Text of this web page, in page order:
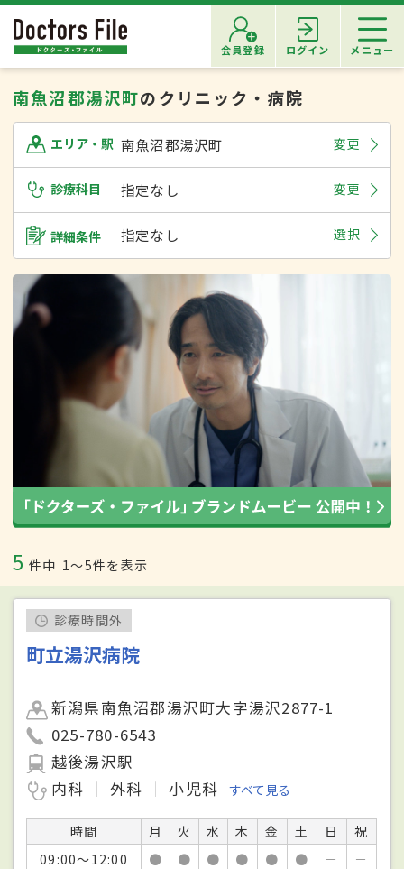
会員登録 ログイン メニュー
南魚沼郡湯沢町のクリニック・病院
エリア・駅 南魚沼郡湯沢町 変更
診療科目 指定なし 変更
詳細条件 指定なし 選択
5 件中 1〜5件を表示
診療時間外
町立湯沢病院
新潟県南魚沼郡湯沢町大字湯沢2877-1
025-780-6543
越後湯沢駅
内科
外科 小児科 すべて見る
時間 月 火 水 木 金 土 日
祝
09:00～12:00
● ● ● ● ● ● －
－